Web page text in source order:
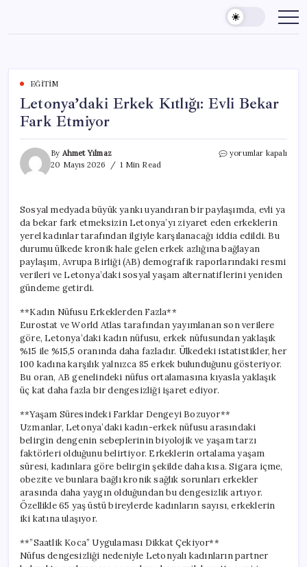
content
EĞITIM
Letonya’daki Erkek Kıtlığı: Evli Bekar
Fark Etmiyor
By Ahmet Yılmaz
20 Mayıs 2026
1 Min Read
Letonya’daki
Fark
Etmiyor
için
yorumlar kapalı
Sosyal medyada büyük yankı uyandıran bir paylaşımda, evli ya
da bekar fark etmeksizin Letonya’yı ziyaret eden erkeklerin
yerel kadınlar tarafından ilgiyle karşılanacağı iddia edildi. Bu
durumu ülkede kronik hale gelen erkek azlığına bağlayan
paylaşım, Avrupa Birliği (AB) demografik raporlarındaki resmi
verileri ve Letonya’daki sosyal yaşam alternatiflerini yeniden
gündeme getirdi.
**Kadın Nüfusu Erkeklerden Fazla**
Eurostat ve World Atlas tarafından yayımlanan son verilere
göre, Letonya’daki kadın nüfusu, erkek nüfusundan yaklaşık
%15 ile %15,5 oranında daha fazladır. Ülkedeki istatistikler, her
100 kadına karşılık yalnızca 85 erkek bulunduğunu gösteriyor.
Bu oran, AB genelindeki nüfus ortalamasına kıyasla yaklaşık
üç kat daha fazla bir dengesizliği işaret ediyor.
**Yaşam Süresindeki Farklar Dengeyi Bozuyor**
Uzmanlar, Letonya’daki kadın-erkek nüfusu arasındaki
belirgin dengenin sebeplerinin biyolojik ve yaşam tarzı
faktörleri olduğunu belirtiyor. Erkeklerin ortalama yaşam
süresi, kadınlara göre belirgin şekilde daha kısa. Sigara içme,
obezite ve bunlara bağlı kronik sağlık sorunları erkekler
arasında daha yaygın olduğundan bu dengesizlik artıyor.
Özellikle 65 yaş üstü bireylerde kadınların sayısı, erkeklerin
iki katına ulaşıyor.
**”Saatlik Koca” Uygulaması Dikkat Çekiyor**
Nüfus dengesizliği nedeniyle Letonyalı kadınların partner